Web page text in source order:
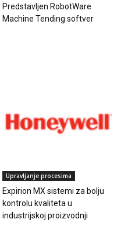
Predstavljen RobotWare
Machine Tending softver
Upravljanje procesima
Expirion MX sistemi za bolju
kontrolu kvaliteta u
industrijskoj proizvodnji